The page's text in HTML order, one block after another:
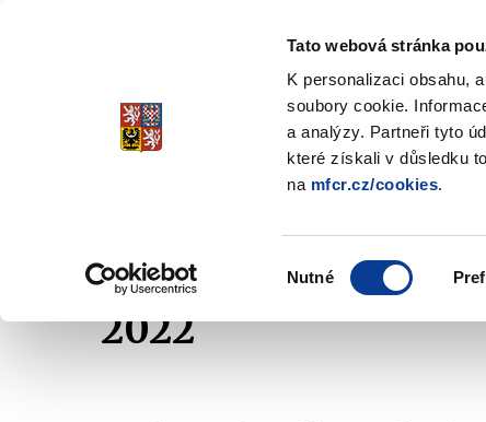
Tato webová stránka
K personalizaci obsahu,
soubory cookie.
a analýzy. Partneři tyto
které získali v důsledku
na mfcr.cz/cookies.
Nutné
Spořicí státní
Stabilita, Spolehlivost,
submenu
dluhopisech
2022